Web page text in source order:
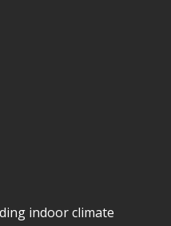
indoor climate